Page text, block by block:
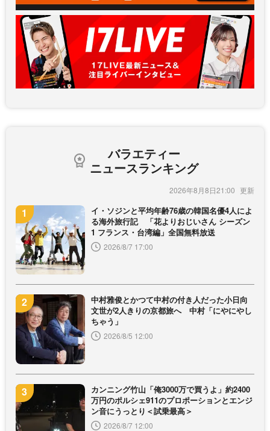
バラエティー
ニュースランキング
2026年8月8日21:00
イ・ソジンと平均年齢76歳の韓国名優4人によ
る海外旅行記 「花よりおじいさん シーズン
1 フランス・台湾編」全国無料放送
2026/8/7 17:00
中村雅俊とかつて中村の付き人だった小日向
文世が2人きりの京都旅へ 中村「にやにやし
ちゃう」
2026/8/5 12:00
カンニング竹山「俺3000万で買うよ」約2400
万円のポルシェ911のプロポーションとエンジ
ン音にうっとり＜試乗最高＞
2026/8/7 12:00